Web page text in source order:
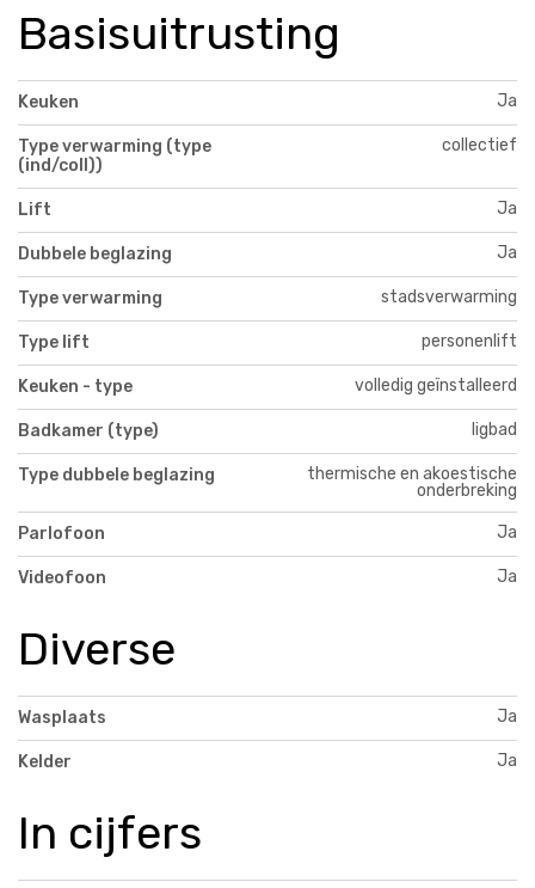
Basisuitrusting
Keuken Ja
Type verwarming (type
(ind/coll))
collectief
Lift Ja
Dubbele beglazing Ja
Type verwarming stadsverwarming
Type lift personenlift
Keuken - type volledig geïnstalleerd
Badkamer (type) ligbad
Type dubbele beglazing
thermische en akoestische
onderbreking
Parlofoon Ja
Videofoon Ja
Diverse
Wasplaats Ja
Kelder Ja
In cijfers